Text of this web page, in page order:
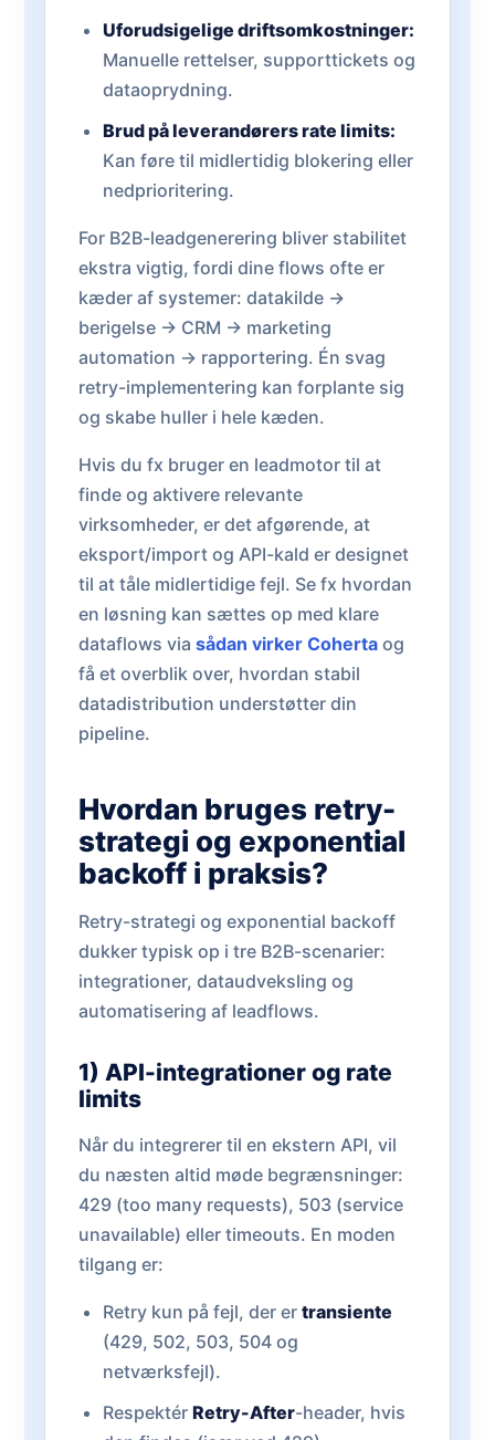
Uforudsigelige driftsomkostninger:
Manuelle rettelser, supporttickets og
dataoprydning.
Brud på leverandørers rate limits:
Kan føre til midlertidig blokering eller
nedprioritering.
For B2B-leadgenerering bliver stabilitet
ekstra vigtig, fordi dine flows ofte er
kæder af systemer: datakilde →
berigelse → CRM → marketing
automation → rapportering. Én svag
retry-implementering kan forplante sig
og skabe huller i hele kæden.
Hvis du fx bruger en leadmotor til at
finde og aktivere relevante
virksomheder, er det afgørende, at
eksport/import og API-kald er designet
til at tåle midlertidige fejl. Se fx hvordan
en løsning kan sættes op med klare
dataflows via sådan virker Coherta og
få et overblik over, hvordan stabil
datadistribution understøtter din
pipeline.
Hvordan bruges retry-
strategi og exponential
backoff i praksis?
Retry-strategi og exponential backoff
dukker typisk op i tre B2B-scenarier:
integrationer, dataudveksling og
automatisering af leadflows.
1) API-integrationer og rate
limits
Når du integrerer til en ekstern API, vil
du næsten altid møde begrænsninger:
429 (too many requests), 503 (service
unavailable) eller timeouts. En moden
tilgang er:
Retry kun på fejl, der er transiente
(429, 502, 503, 504 og
netværksfejl).
Respektér Retry-After-header, hvis